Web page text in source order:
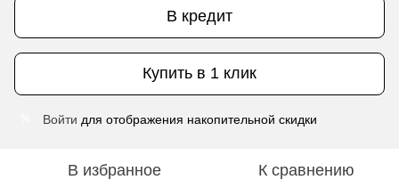
В кредит
Купить в 1 клик
Войти для отображения накопительной скидки
В избранное К сравнению